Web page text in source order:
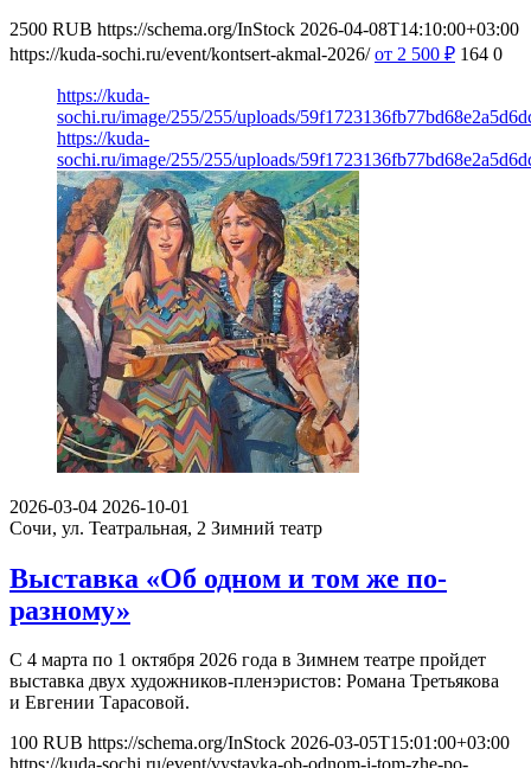
2500 RUB https://schema.org/InStock 2026-04-08T14:10:00+03:00
https://kuda-sochi.ru/event/kontsert-akmal-2026/ от 2 500 ₽ 164 0
https://kuda-
sochi.ru/image/255/255/uploads/
https://kuda-
sochi.ru/image/255/255/uploads/
2026-03-04 2026-10-01
Сочи, ул. Театральная, 2 Зимний театр
Выставка «Об одном и том же по-
разному»
С 4 марта по 1 октября 2026 года в Зимнем театре пройдет
выставка двух художников-пленэристов: Романа Третьякова
и Евгении Тарасовой.
100 RUB https://schema.org/InStock 2026-03-05T15:01:00+03:00